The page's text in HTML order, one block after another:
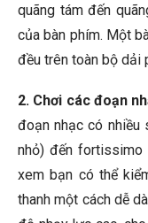
quãng tám đến
của bàn phím. Một
đều trên toàn bộ dải
2. Chơi các đoạn
đoạn nhạc có nhiều
nhỏ) đến fortissimo
xem bạn có thể
thanh một cách dễ